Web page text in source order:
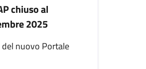
chiuso al
2025
nuovo Portale